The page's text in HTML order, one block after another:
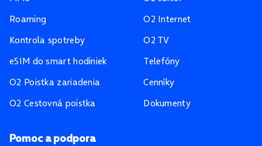
Roaming
Kontrola spotreby
eSIM do smart hodiniek
O2 Poistka zariadenia
O2 Cestovná poistka
O2 Internet
O2 TV
Telefóny
Cenníky
Dokumenty
Pomoc a podpora